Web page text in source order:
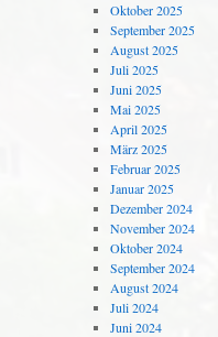
Oktober 2025
September 2025
August 2025
Juli 2025
Juni 2025
Mai 2025
April 2025
März 2025
Februar 2025
Januar 2025
Dezember 2024
November 2024
Oktober 2024
September 2024
August 2024
Juli 2024
Juni 2024